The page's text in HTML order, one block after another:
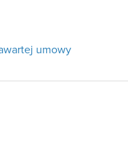
umowy